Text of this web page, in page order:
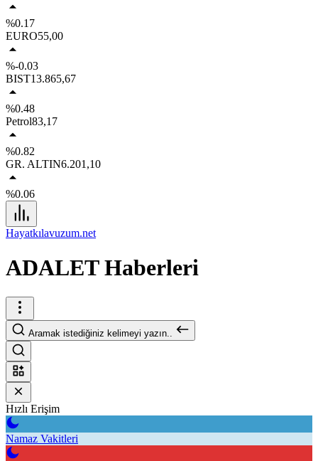
%0.17
EURO55,00
%-0.03
BIST13.865,67
%0.48
Petrol83,17
%0.82
GR. ALTIN6.201,10
%0.06
Hayatkılavuzum.net
ADALET Haberleri
Aramak istediğiniz kelimeyi yazın..
Hızlı Erişim
Namaz Vakitleri